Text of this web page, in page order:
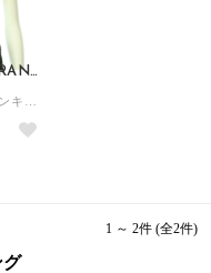
ELISABETTA FRANCHI
1 ～ 2件 (全2件)